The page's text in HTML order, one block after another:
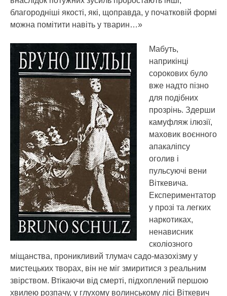
благородніші якості, які, щоправда, у початковій формі
можна помітити навіть у тварин…»
Мабуть,
наприкінці
сорокових було
вже надто пізно
для подібних
прозрінь. Здерши
камуфляж ілюзії,
маховик воєнного
апакаліпсу
оголив і
пульсуючі вени
Віткевича.
Експериментатор
у прозі та легких
наркотиках,
ненависник
сколіозного
міщанства, проникливий тлумач садо-мазохізму у
мистецьких творах, він не міг змиритися з реальним
звірством. Втікаючи від смерті, підхоплений першою
хвилею розпачу, у глухому волинському лісі Віткевич